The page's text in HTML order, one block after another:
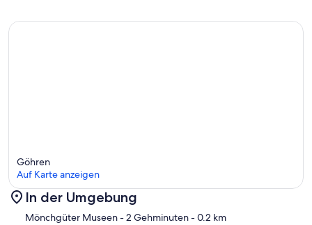
Karte
Göhren
Auf Karte anzeigen
In der Umgebung
Mönchgüter Museen- 2 Gehminuten- 0.2 km